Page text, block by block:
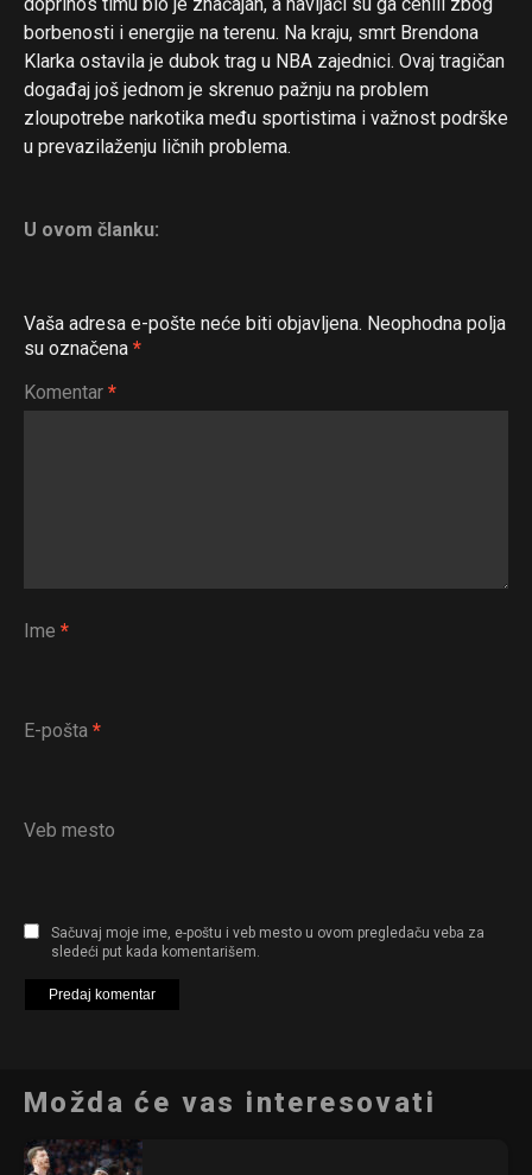
doprinos timu bio je značajan, a navijači su ga cenili zbog
borbenosti i energije na terenu. Na kraju, smrt Brendona
Klarka ostavila je dubok trag u NBA zajednici. Ovaj tragičan
događaj još jednom je skrenuo pažnju na problem
zloupotrebe narkotika među sportistima i važnost podrške
u prevazilaženju ličnih problema.
U ovom članku:
Vaša adresa e-pošte neće biti objavljena. Neophodna polja
su označena *
Komentar *
Ime *
E-pošta *
Veb mesto
Sačuvaj moje ime, e-poštu i veb mesto u ovom pregledaču veba za
sledeći put kada komentarišem.
Možda će vas interesovati